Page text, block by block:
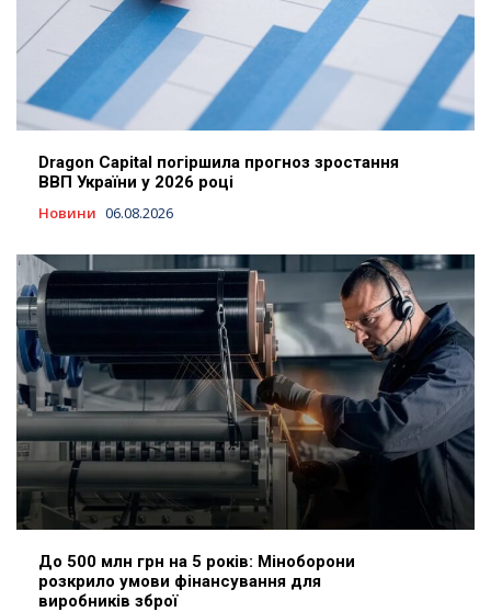
Dragon Capital погіршила прогноз зростання
ВВП України у 2026 році
Новини 06.08.2026
До 500 млн грн на 5 років: Міноборони
розкрило умови фінансування для
виробників зброї